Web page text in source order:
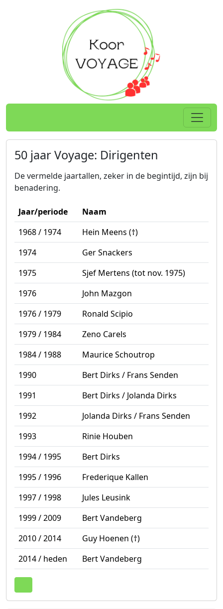
Spring naar hoofdtekst
50 jaar Voyage: Dirigenten
De vermelde jaartallen, zeker in de begintijd, zijn bij
benadering.
Jaar/periode
Naam
1968 / 1974
Hein Meens (†)
1974
Ger Snackers
1975
Sjef Mertens (tot nov. 1975)
1976
John Mazgon
1976 / 1979
Ronald Scipio
1979 / 1984
Zeno Carels
1984 / 1988
Maurice Schoutrop
1990
Bert Dirks / Frans Senden
1991
Bert Dirks / Jolanda Dirks
1992
Jolanda Dirks / Frans Senden
1993
Rinie Houben
1994 / 1995
Bert Dirks
1995 / 1996
Frederique Kallen
1997 / 1998
Jules Leusink
1999 / 2009
Bert Vandeberg
2010 / 2014
Guy Hoenen (†)
2014 / heden
Bert Vandeberg